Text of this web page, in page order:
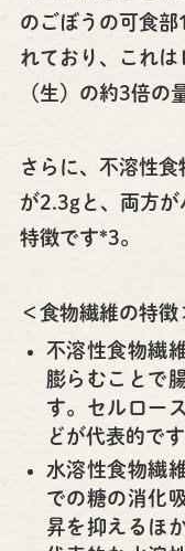
のごぼうの可食
れており、これ
（生）の約3倍の
さらに、不溶性
が2.3gと、両方が
特徴です*3。
＜食物繊維の特徴
不溶性食物繊
膨らむことで
す。セルロー
どが代表的です
水溶性食物繊
での糖の消化
昇を抑えるほ